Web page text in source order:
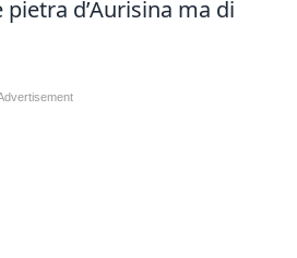
d’Aurisina ma di